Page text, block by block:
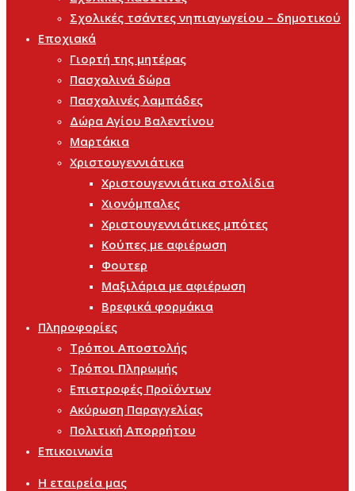
Σχολικές τσάντες νηπιαγωγείου – δημοτικού
Εποχιακά
Γιορτή της μητέρας
Πασχαλινά δώρα
Πασχαλινές λαμπάδες
Δώρα Αγίου Βαλεντίνου
Μαρτάκια
Χριστουγεννιάτικα
Χριστουγεννιάτικα στολίδια
Χιονόμπαλες
Χριστουγεννιάτικες μπότες
Κούπες με αφιέρωση
Φουτερ
Μαξιλάρια με αφιέρωση
Βρεφικά φορμάκια
Πληροφορίες
Τρόποι Αποστολής
Τρόποι Πληρωμής
Επιστροφές Προϊόντων
Ακύρωση Παραγγελίας
Πολιτική Απορρήτου
Επικοινωνία
Η εταιρεία μας